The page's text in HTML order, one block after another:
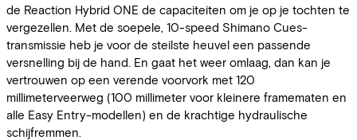
de Reaction Hybrid ONE de capaciteiten om je op je tochten te
vergezellen. Met de soepele, 10-speed Shimano Cues-
transmissie heb je voor de steilste heuvel een passende
versnelling bij de hand. En gaat het weer omlaag, dan kan je
vertrouwen op een verende voorvork met 120
millimeterveerweg (100 millimeter voor kleinere framematen en
alle Easy Entry-modellen) en de krachtige hydraulische
schijfremmen.